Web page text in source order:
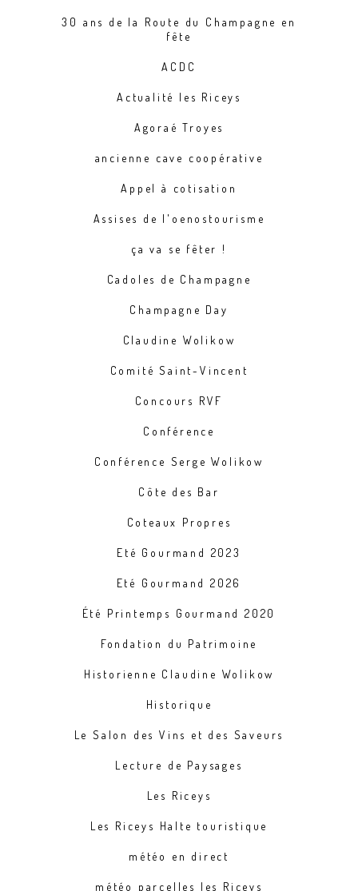
30 ans de la Route du Champagne en
fête
ACDC
Actualité les Riceys
Agoraé Troyes
ancienne cave coopérative
Appel à cotisation
Assises de l'oenostourisme
ça va se fêter !
Cadoles de Champagne
Champagne Day
Claudine Wolikow
Comité Saint-Vincent
Concours RVF
Conférence
Conférence Serge Wolikow
Côte des Bar
Coteaux Propres
Eté Gourmand 2023
Eté Gourmand 2026
Été Printemps Gourmand 2020
Fondation du Patrimoine
Historienne Claudine Wolikow
Historique
Le Salon des Vins et des Saveurs
Lecture de Paysages
Les Riceys
Les Riceys Halte touristique
météo en direct
météo parcelles les Riceys